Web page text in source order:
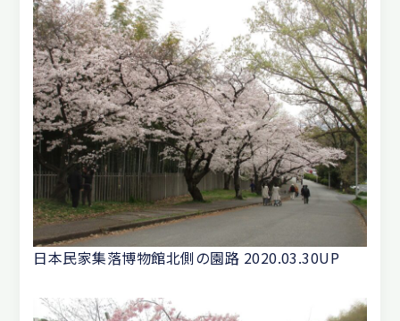
日本民家集落博物館北側の園路 2020.03.30UP